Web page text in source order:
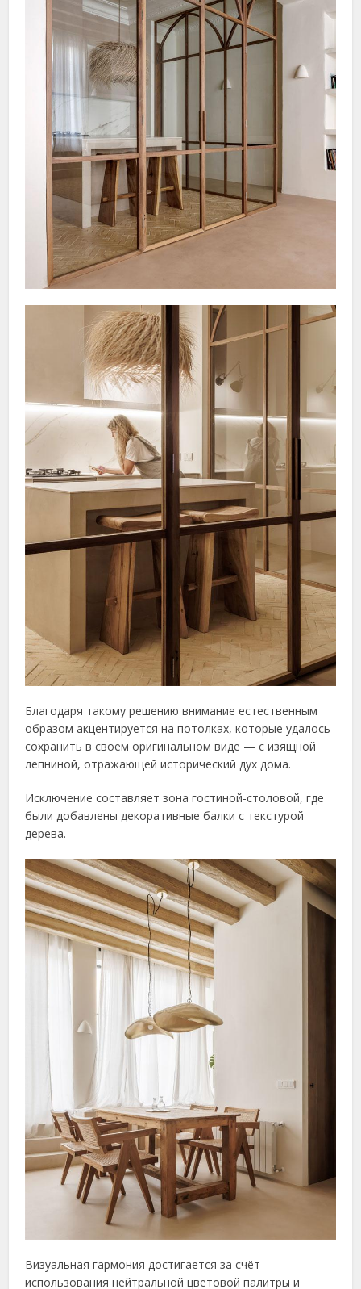
Благодаря такому решению внимание естественным
образом акцентируется на потолках, которые удалось
сохранить в своём оригинальном виде — с изящной
лепниной, отражающей исторический дух дома.
Исключение составляет зона гостиной-столовой, где
были добавлены декоративные балки с текстурой
дерева.
Визуальная гармония достигается за счёт
использования нейтральной цветовой палитры и